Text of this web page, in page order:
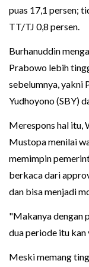
puas 17,1 persen;
TT/TJ 0,8 persen.
Burhanuddin
Prabowo lebih
sebelumnya, yakni
Yudhoyono (SBY)
Merespons hal itu,
Mustopa menilai
memimpin
berkaca dari
dan bisa menjadi
"Makanya dengan
dua periode itu kan
Meski memang